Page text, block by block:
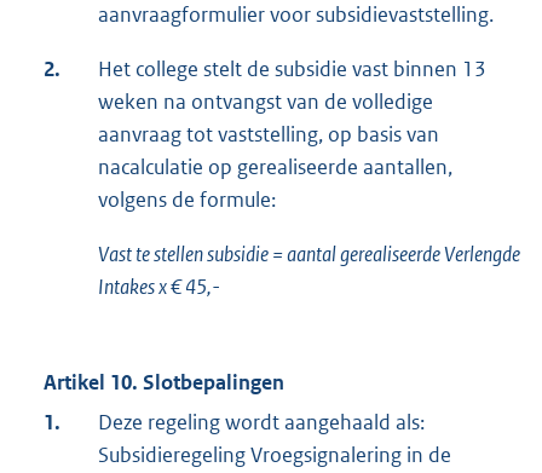
aanvraagformulier voor subsidievaststelling.
2.
Het college stelt de subsidie vast binnen 13
weken na ontvangst van de volledige
aanvraag tot vaststelling, op basis van
nacalculatie op gerealiseerde aantallen,
volgens de formule:
Vast te stellen subsidie = aantal gerealiseerde Verlengde
Intakes x € 45,-
Artikel 10. Slotbepalingen
1.
Deze regeling wordt aangehaald als:
Subsidieregeling Vroegsignalering in de